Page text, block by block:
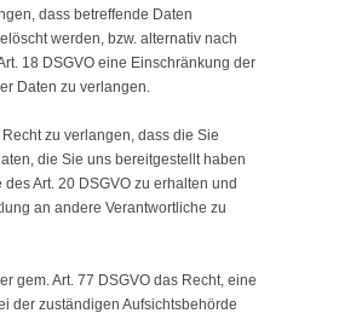
dass betreffende Daten
werden, bzw. alternativ nach
18 DSGVO eine Einschränkung der
Daten zu verlangen.
zu verlangen, dass die Sie
die Sie uns bereitgestellt haben
Art. 20 DSGVO zu erhalten und
an andere Verantwortliche zu
gem. Art. 77 DSGVO das Recht, eine
der zuständigen Aufsichtsbehörde